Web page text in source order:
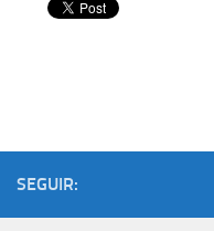
SEGUIR: